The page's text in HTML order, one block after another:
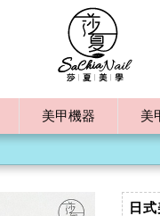
美甲機器 美
日